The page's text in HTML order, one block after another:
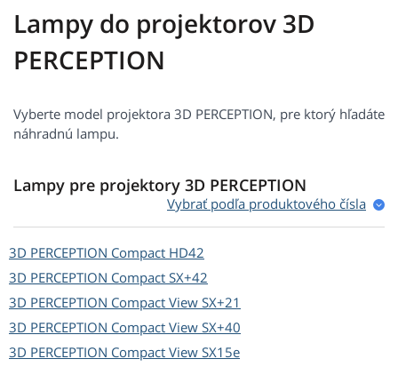
Lampy do projektorov 3D
PERCEPTION
Vyberte model projektora 3D PERCEPTION, pre ktorý hľadáte
náhradnú lampu.
Lampy pre projektory 3D PERCEPTION
Vybrať podľa produktového čísla
3D PERCEPTION Compact HD42
3D PERCEPTION Compact SX+42
3D PERCEPTION Compact View SX+21
3D PERCEPTION Compact View SX+40
3D PERCEPTION Compact View SX15e